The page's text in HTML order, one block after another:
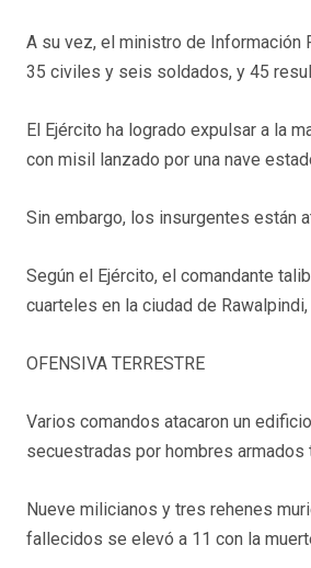
A su vez, el ministro de Información
35 civiles y seis soldados, y 45
El Ejército ha logrado expulsar a la
con misil lanzado por una nave
Sin embargo, los insurgentes están
Según el Ejército, el comandante
cuarteles en la ciudad de
OFENSIVA TERRESTRE
Varios comandos atacaron un
secuestradas por hombres armados
Nueve milicianos y tres rehenes
fallecidos se elevó a 11 con la